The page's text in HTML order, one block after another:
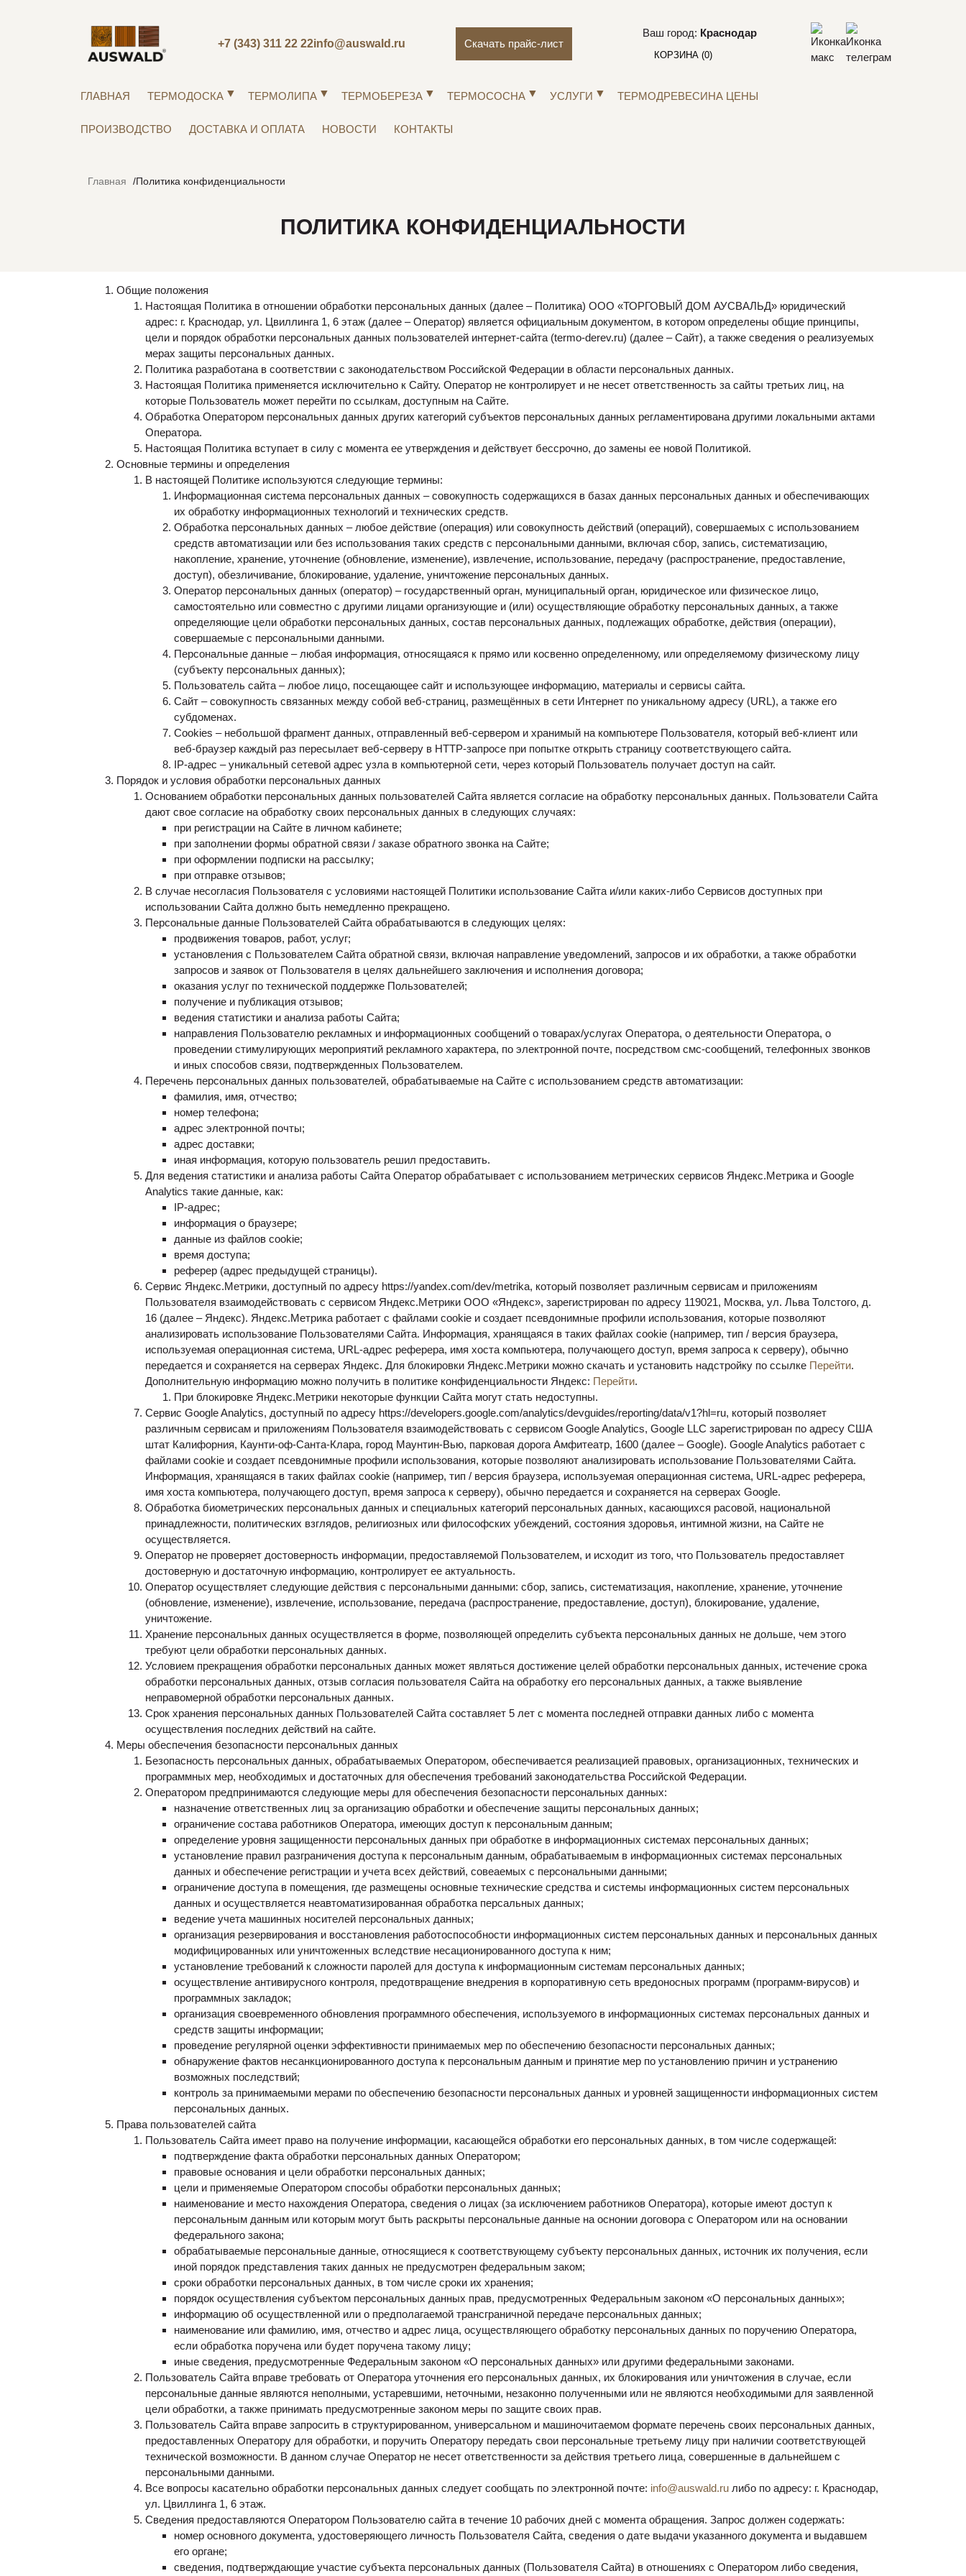
+7 (343) 311 22 22info@auswald.ru Скачать прайс-лист
Ваш город: Краснодар
КОРЗИНА (0)
ГЛАВНАЯ ТЕРМОДОСКА ТЕРМОЛИПА ТЕРМОБЕРЕЗА ТЕРМОСОСНА УСЛУГИ ТЕРМОДРЕВЕСИНА ЦЕНЫ
ПРОИЗВОДСТВО ДОСТАВКА И ОПЛАТА НОВОСТИ КОНТАКТЫ
Главная Политика конфиденциальности
ПОЛИТИКА КОНФИДЕНЦИАЛЬНОСТИ
Общие положения
Настоящая Политика в отношении обработки персональных данных (далее – Политика) ООО «ТОРГОВЫЙ ДОМ АУСВАЛЬД» юридический
адрес: г. Краснодар, ул. Цвиллинга 1, 6 этаж (далее – Оператор) является официальным документом, в котором определены общие принципы,
цели и порядок обработки персональных данных пользователей интернет-сайта (termo-derev.ru) (далее – Сайт), а также сведения о реализуемых
мерах защиты персональных данных.
Политика разработана в соответствии с законодательством Российской Федерации в области персональных данных.
Настоящая Политика применяется исключительно к Сайту. Оператор не контролирует и не несет ответственность за сайты третьих лиц, на
которые Пользователь может перейти по ссылкам, доступным на Сайте.
Обработка Оператором персональных данных других категорий субъектов персональных данных регламентирована другими локальными актами
Оператора.
Настоящая Политика вступает в силу с момента ее утверждения и действует бессрочно, до замены ее новой Политикой.
Основные термины и определения
В настоящей Политике используются следующие термины:
Информационная система персональных данных – совокупность содержащихся в базах данных персональных данных и обеспечивающих
их обработку информационных технологий и технических средств.
Обработка персональных данных – любое действие (операция) или совокупность действий (операций), совершаемых с использованием
средств автоматизации или без использования таких средств с персональными данными, включая сбор, запись, систематизацию,
накопление, хранение, уточнение (обновление, изменение), извлечение, использование, передачу (распространение, предоставление,
доступ), обезличивание, блокирование, удаление, уничтожение персональных данных.
Оператор персональных данных (оператор) – государственный орган, муниципальный орган, юридическое или физическое лицо,
самостоятельно или совместно с другими лицами организующие и (или) осуществляющие обработку персональных данных, а также
определяющие цели обработки персональных данных, состав персональных данных, подлежащих обработке, действия (операции),
совершаемые с персональными данными.
Персональные данные – любая информация, относящаяся к прямо или косвенно определенному, или определяемому физическому лицу
(субъекту персональных данных);
Пользователь сайта – любое лицо, посещающее сайт и использующее информацию, материалы и сервисы сайта.
Сайт – совокупность связанных между собой веб-страниц, размещённых в сети Интернет по уникальному адресу (URL), а также его
субдоменах.
Cookies – небольшой фрагмент данных, отправленный веб-сервером и хранимый на компьютере Пользователя, который веб-клиент или
веб-браузер каждый раз пересылает веб-серверу в HTTP-запросе при попытке открыть страницу соответствующего сайта.
IP-адрес – уникальный сетевой адрес узла в компьютерной сети, через который Пользователь получает доступ на сайт.
Порядок и условия обработки персональных данных
Основанием обработки персональных данных пользователей Сайта является согласие на обработку персональных данных. Пользователи Сайта
дают свое согласие на обработку своих персональных данных в следующих случаях:
при регистрации на Сайте в личном кабинете;
при заполнении формы обратной связи / заказе обратного звонка на Сайте;
при оформлении подписки на рассылку;
при отправке отзывов;
В случае несогласия Пользователя с условиями настоящей Политики использование Сайта и/или каких-либо Сервисов доступных при
использовании Сайта должно быть немедленно прекращено.
Персональные данные Пользователей Сайта обрабатываются в следующих целях:
продвижения товаров, работ, услуг;
установления с Пользователем Сайта обратной связи, включая направление уведомлений, запросов и их обработки, а также обработки
запросов и заявок от Пользователя в целях дальнейшего заключения и исполнения договора;
оказания услуг по технической поддержке Пользователей;
получение и публикация отзывов;
ведения статистики и анализа работы Сайта;
направления Пользователю рекламных и информационных сообщений о товарах/услугах Оператора, о деятельности Оператора, о
проведении стимулирующих мероприятий рекламного характера, по электронной почте, посредством смс-сообщений, телефонных звонков
и иных способов связи, подтвержденных Пользователем.
Перечень персональных данных пользователей, обрабатываемые на Сайте с использованием средств автоматизации:
фамилия, имя, отчество;
номер телефона;
адрес электронной почты;
адрес доставки;
иная информация, которую пользователь решил предоставить.
Для ведения статистики и анализа работы Сайта Оператор обрабатывает с использованием метрических сервисов Яндекс.Метрика и Google
Analytics такие данные, как:
IP-адрес;
информация о браузере;
данные из файлов cookie;
время доступа;
реферер (адрес предыдущей страницы).
Сервис Яндекс.Метрики, доступный по адресу https://yandex.com/dev/metrika, который позволяет различным сервисам и приложениям
Пользователя взаимодействовать с сервисом Яндекс.Метрики ООО «Яндекс», зарегистрирован по адресу 119021, Москва, ул. Льва Толстого, д.
16 (далее – Яндекс). Яндекс.Метрика работает с файлами cookie и создает псевдонимные профили использования, которые позволяют
анализировать использование Пользователями Сайта. Информация, хранящаяся в таких файлах cookie (например, тип / версия браузера,
используемая операционная система, URL-адрес реферера, имя хоста компьютера, получающего доступ, время запроса к серверу), обычно
передается и сохраняется на серверах Яндекс. Для блокировки Яндекс.Метрики можно скачать и установить надстройку по ссылке Перейти.
Дополнительную информацию можно получить в политике конфиденциальности Яндекс: Перейти.
При блокировке Яндекс.Метрики некоторые функции Сайта могут стать недоступны.
Сервис Google Analytics, доступный по адресу https://developers.google.com/analytics/devguides/reporting/data/v1?hl=ru, который позволяет
различным сервисам и приложениям Пользователя взаимодействовать с сервисом Google Analytics, Google LLC зарегистрирован по адресу США
штат Калифорния, Каунти-оф-Санта-Клара, город Маунтин-Вью, парковая дорога Амфитеатр, 1600 (далее – Google). Google Analytics работает с
файлами cookie и создает псевдонимные профили использования, которые позволяют анализировать использование Пользователями Сайта.
Информация, хранящаяся в таких файлах cookie (например, тип / версия браузера, используемая операционная система, URL-адрес реферера,
имя хоста компьютера, получающего доступ, время запроса к серверу), обычно передается и сохраняется на серверах Google.
Обработка биометрических персональных данных и специальных категорий персональных данных, касающихся расовой, национальной
принадлежности, политических взглядов, религиозных или философских убеждений, состояния здоровья, интимной жизни, на Сайте не
осуществляется.
Оператор не проверяет достоверность информации, предоставляемой Пользователем, и исходит из того, что Пользователь предоставляет
достоверную и достаточную информацию, контролирует ее актуальность.
Оператор осуществляет следующие действия с персональными данными: сбор, запись, систематизация, накопление, хранение, уточнение
(обновление, изменение), извлечение, использование, передача (распространение, предоставление, доступ), блокирование, удаление,
уничтожение.
Хранение персональных данных осуществляется в форме, позволяющей определить субъекта персональных данных не дольше, чем этого
требуют цели обработки персональных данных.
Условием прекращения обработки персональных данных может являться достижение целей обработки персональных данных, истечение срока
обработки персональных данных, отзыв согласия пользователя Сайта на обработку его персональных данных, а также выявление
неправомерной обработки персональных данных.
Срок хранения персональных данных Пользователей Сайта составляет 5 лет с момента последней отправки данных либо с момента
осуществления последних действий на сайте.
Меры обеспечения безопасности персональных данных
Безопасность персональных данных, обрабатываемых Оператором, обеспечивается реализацией правовых, организационных, технических и
программных мер, необходимых и достаточных для обеспечения требований законодательства Российской Федерации.
Оператором предпринимаются следующие меры для обеспечения безопасности персональных данных:
назначение ответственных лиц за организацию обработки и обеспечение защиты персональных данных;
ограничение состава работников Оператора, имеющих доступ к персональным данным;
определение уровня защищенности персональных данных при обработке в информационных системах персональных данных;
установление правил разграничения доступа к персональным данным, обрабатываемым в информационных системах персональных
данных и обеспечение регистрации и учета всех действий, совеаемых с персональными данными;
ограничение доступа в помещения, где размещены основные технические средства и системы информационных систем персональных
данных и осуществляется неавтоматизированная обработка персальных данных;
ведение учета машинных носителей персональных данных;
организация резервирования и восстановления работоспособности информационных систем персональных данных и персональных данных
модифицированных или уничтоженных вследствие несационированного доступа к ним;
установление требований к сложности паролей для доступа к информационным системам персональных данных;
осуществление антивирусного контроля, предотвращение внедрения в корпоративную сеть вредоносных программ (программ-вирусов) и
программных закладок;
организация своевременного обновления программного обеспечения, используемого в информационных системах персональных данных и
средств защиты информации;
проведение регулярной оценки эффективности принимаемых мер по обеспечению безопасности персональных данных;
обнаружение фактов несанкционированного доступа к персональным данным и принятие мер по установлению причин и устранению
возможных последствий;
контроль за принимаемыми мерами по обеспечению безопасности персональных данных и уровней защищенности информационных систем
персональных данных.
Права пользователей сайта
Пользователь Сайта имеет право на получение информации, касающейся обработки его персональных данных, в том числе содержащей:
подтверждение факта обработки персональных данных Оператором;
правовые основания и цели обработки персональных данных;
цели и применяемые Оператором способы обработки персональных данных;
наименование и место нахождения Оператора, сведения о лицах (за исключением работников Оператора), которые имеют доступ к
персональным данным или которым могут быть раскрыты персональные данные на оснонии договора с Оператором или на основании
федерального закона;
обрабатываемые персональные данные, относящиеся к соответствующему субъекту персональных данных, источник их получения, если
иной порядок представления таких данных не предусмотрен федеральным заком;
сроки обработки персональных данных, в том числе сроки их хранения;
порядок осуществления субъектом персональных данных прав, предусмотренных Федеральным законом «О персональных данных»;
информацию об осуществленной или о предполагаемой трансграничной передаче персональных данных;
наименование или фамилию, имя, отчество и адрес лица, осуществляющего обработку персональных данных по поручению Оператора,
если обработка поручена или будет поручена такому лицу;
иные сведения, предусмотренные Федеральным законом «О персональных данных» или другими федеральными законами.
Пользователь Сайта вправе требовать от Оператора уточнения его персональных данных, их блокирования или уничтожения в случае, если
персональные данные являются неполными, устаревшими, неточными, незаконно полученными или не являются необходимыми для заявленной
цели обработки, а также принимать предусмотренные законом меры по защите своих прав.
Пользователь Сайта вправе запросить в структурированном, универсальном и машиночитаемом формате перечень своих персональных данных,
предоставленных Оператору для обработки, и поручить Оператору передать свои персональные третьему лицу при наличии соответствующей
технической возможности. В данном случае Оператор не несет ответственности за действия третьего лица, совершенные в дальнейшем с
персональными данными.
Все вопросы касательно обработки персональных данных следует сообщать по электронной почте: info@auswald.ru либо по адресу: г. Краснодар,
ул. Цвиллинга 1, 6 этаж.
Сведения предоставляются Оператором Пользователю сайта в течение 10 рабочих дней с момента обращения. Запрос должен содержать:
номер основного документа, удостоверяющего личность Пользователя Сайта, сведения о дате выдачи указанного документа и выдавшем
его органе;
сведения, подтверждающие участие субъекта персональных данных (Пользователя Сайта) в отношениях с Оператором либо сведения,